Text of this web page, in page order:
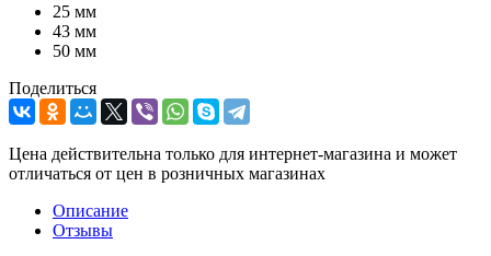
25 мм
43 мм
50 мм
Поделиться
Цена действительна только для интернет-магазина и может
отличаться от цен в розничных магазинах
Описание
Отзывы